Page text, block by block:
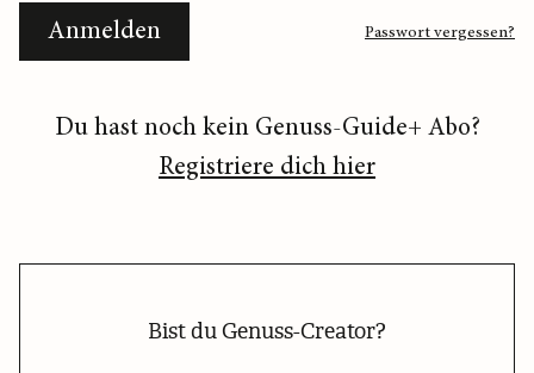
Anmelden Passwort vergessen?
Du hast noch kein Genuss-Guide+ Abo?
Registriere dich hier
Bist du Genuss-Creator?